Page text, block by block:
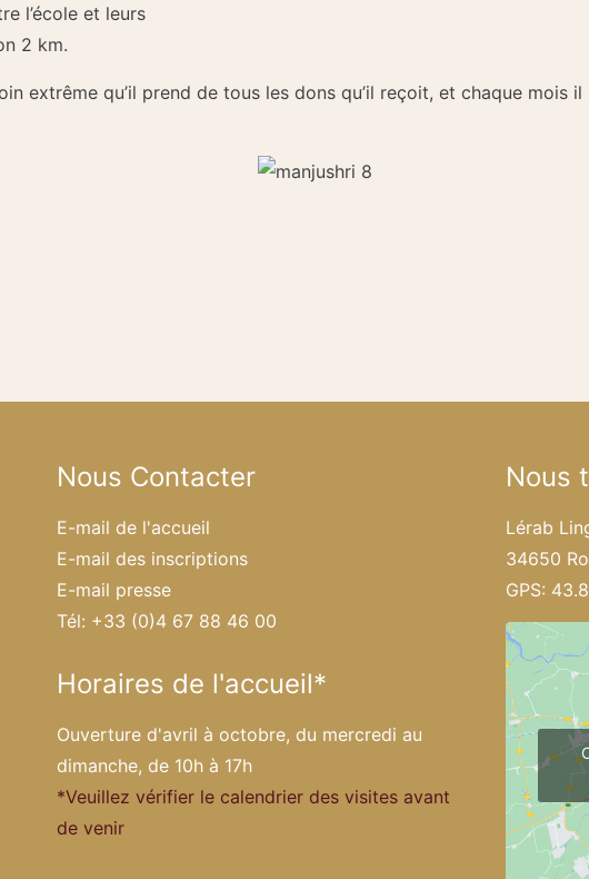
l’école et leurs
2 km.
extrême qu’il prend de tous les dons qu’il reçoit, et chaque mois
Nous Contacter
E-mail de l'accueil
E-mail des inscriptions
E-mail presse
Tél: +33 (0)4 67 88 46 00
Horaires de l'accueil*
Ouverture d'avril à octobre, du mercredi au
dimanche, de 10h à 17h
*Veuillez vérifier le calendrier des visites avant
de venir
Nous
Lérab
34650
GPS: